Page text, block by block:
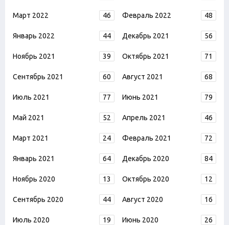
Март 2022 46 Февраль 2022 48
Январь 2022 44 Декабрь 2021 56
Ноябрь 2021 39 Октябрь 2021 71
Сентябрь 2021 60 Август 2021 68
Июль 2021 77 Июнь 2021 79
Май 2021 52 Апрель 2021 46
Март 2021 24 Февраль 2021 72
Январь 2021 64 Декабрь 2020 84
Ноябрь 2020 13 Октябрь 2020 12
Сентябрь 2020 44 Август 2020 16
Июль 2020 19 Июнь 2020 26